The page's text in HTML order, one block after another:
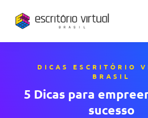
DICAS ESCRITÓRIO
BRASIL
5 Dicas para
sucesso